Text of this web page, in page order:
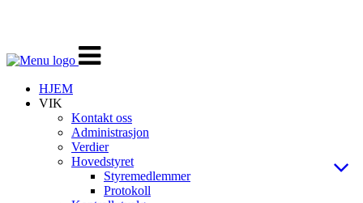
Veksle
navigasjon
HJEM
VIK
Kontakt oss
Administrasjon
Verdier
Hovedstyret
Styremedlemmer
Protokoll